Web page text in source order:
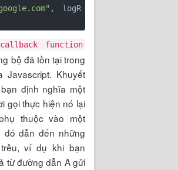
, logR
callback function
bộ đã tồn tại trong
Javascript. Khuyết
định nghĩa một
gọi thực hiện nó lại
thuộc vào một
đó dẫn đến những
ví dụ khi bạn
từ đường dẫn A gửi